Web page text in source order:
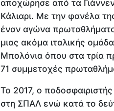
αποχώρησε από τα
Κάλιαρι. Με την φανέλα
έναν αγώνα
μιας ακόμα ιταλικής
Μπολόνια όπου στα τρία
71 συμμετοχές
Το 2017, ο
στη ΣΠΑΛ ενώ κατά το